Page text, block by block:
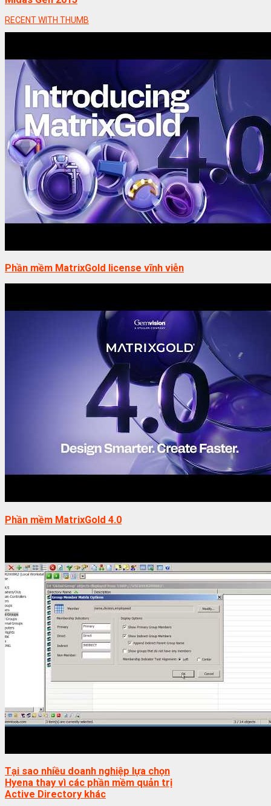
RECENT WITH THUMB
Phần mềm MatrixGold license vĩnh viễn
Phần mềm MatrixGold 4.0
Tại sao nhiều doanh nghiệp lựa chọn
Hyena thay vì các phần mềm quản trị
Active Directory khác